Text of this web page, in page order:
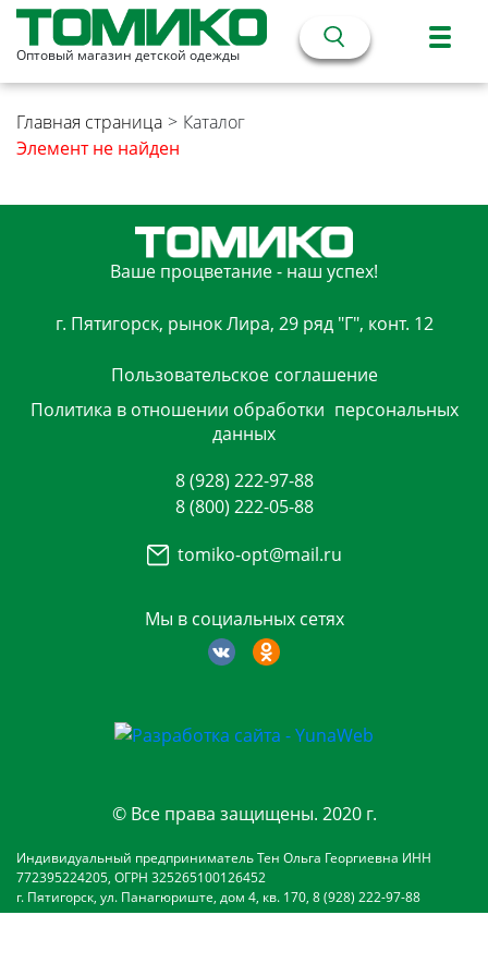
Оптовый магазин детской одежды
Главная страница > Каталог
Элемент не найден
Ваше процветание - наш успех!
г. Пятигорск, рынок Лира, 29 ряд "Г", конт. 12
Пользовательское соглашение
Политика в отношении обработки персональных
данных
Мы в социальных сетях
8 (928) 222-97-88
8 (800) 222-05-88
tomiko-opt@mail.ru
© Все права защищены. 2020 г.
Индивидуальный предприниматель Тен Ольга Георгиевна ИНН
772395224205, ОГРН 325265100126452
г. Пятигорск, ул. Панагюриште, дом 4, кв. 170, 8 (928) 222-97-88